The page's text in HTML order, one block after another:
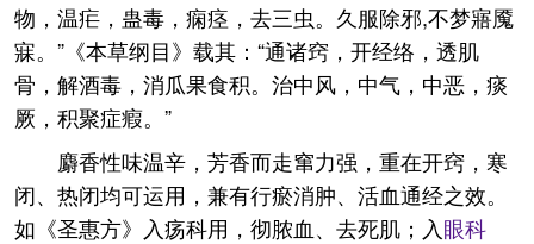
物，温疟，蛊毒，痫痉，去三虫。久服除邪,不梦寤魇
寐。”《本草纲目》载其：“通诸窍，开经络，透肌
骨，解酒毒，消瓜果食积。治中风，中气，中恶，痰
厥，积聚症瘕。”
麝香性味温辛，芳香而走窜力强，重在开窍，寒
闭、热闭均可运用，兼有行瘀消肿、活血通经之效。
如《圣惠方》入疡科用，彻脓血、去死肌；入眼科